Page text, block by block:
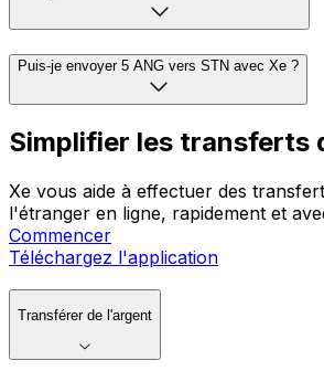
Puis-je envoyer 5 ANG vers STN avec Xe ?
Simplifier les transferts
Xe vous aide à effectuer des
l'étranger en ligne, rapidement et
Commencer
Téléchargez l'application
Transférer de l'argent